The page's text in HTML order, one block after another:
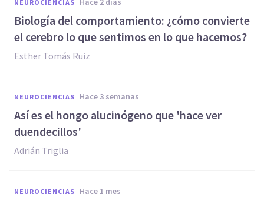
NEUROCIENCIAS
Biología del comportamiento: ¿cómo convierte
el cerebro lo que sentimos en lo que hacemos?
Esther Tomás Ruiz
NEUROCIENCIAS hace 3 semanas
Así es el hongo alucinógeno que 'hace ver
duendecillos'
Adrián Triglia
NEUROCIENCIAS hace 1 mes